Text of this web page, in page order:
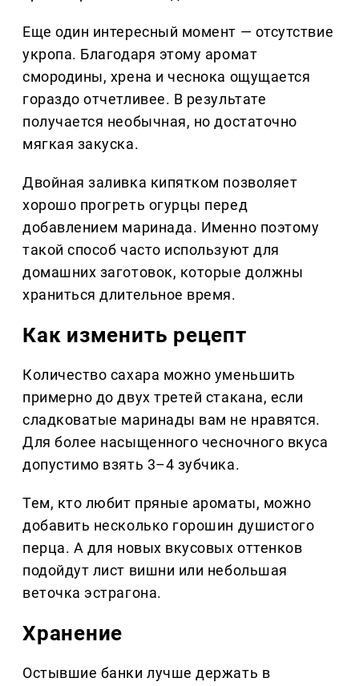
Еще один интересный момент — отсутствие
укропа. Благодаря этому аромат
смородины, хрена и чеснока ощущается
гораздо отчетливее. В результате
получается необычная, но достаточно
мягкая закуска.
Двойная заливка кипятком позволяет
хорошо прогреть огурцы перед
добавлением маринада. Именно поэтому
такой способ часто используют для
домашних заготовок, которые должны
храниться длительное время.
Как изменить рецепт
Количество сахара можно уменьшить
примерно до двух третей стакана, если
сладковатые маринады вам не нравятся.
Для более насыщенного чесночного вкуса
допустимо взять 3–4 зубчика.
Тем, кто любит пряные ароматы, можно
добавить несколько горошин душистого
перца. А для новых вкусовых оттенков
подойдут лист вишни или небольшая
веточка эстрагона.
Хранение
Остывшие банки лучше держать в